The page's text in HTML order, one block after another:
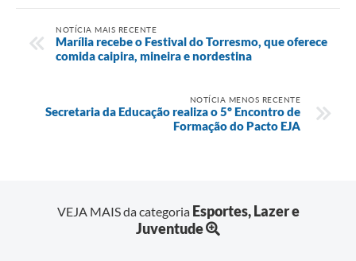
NOTÍCIA MAIS RECENTE
Marília recebe o Festival do Torresmo, que oferece
comida caipira, mineira e nordestina
NOTÍCIA MENOS RECENTE
Secretaria da Educação realiza o 5º Encontro de
Formação do Pacto EJA
VEJA MAIS da categoria Esportes, Lazer e
Juventude